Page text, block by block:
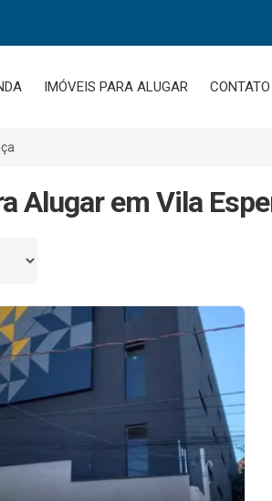
IMÓVEIS PARA ALUGAR CONTATO
Alugar em Vila